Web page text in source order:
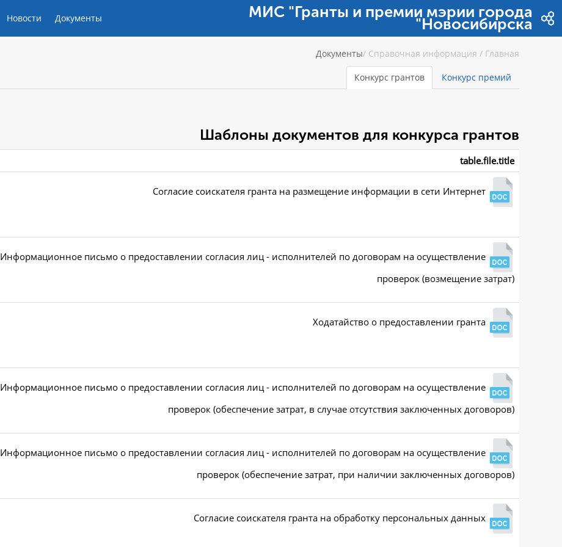
МИС "Гранты и премии мэрии города
Новосибирска"
Документы
Новости
Главная
/
Справочная информация
/
Документы
Конкурс премий
Конкурс грантов
Шаблоны документов для конкурса грантов
table.file.title
Согласие соискателя гранта на размещение информации в сети Интернет
Информационное письмо о предоставлении согласия лиц - исполнителей по договорам на осуществление
проверок (возмещение затрат)
Ходатайство о предоставлении гранта
Информационное письмо о предоставлении согласия лиц - исполнителей по договорам на осуществление
проверок (обеспечение затрат, в случае отсутствия заключенных договоров)
Информационное письмо о предоставлении согласия лиц - исполнителей по договорам на осуществление
проверок (обеспечение затрат, при наличии заключенных договоров)
Согласие соискателя гранта на обработку персональных данных